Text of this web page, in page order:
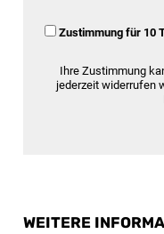
Zustimmung für 10
Ihre Zustimmung
jederzeit widerrufen
WEITERE